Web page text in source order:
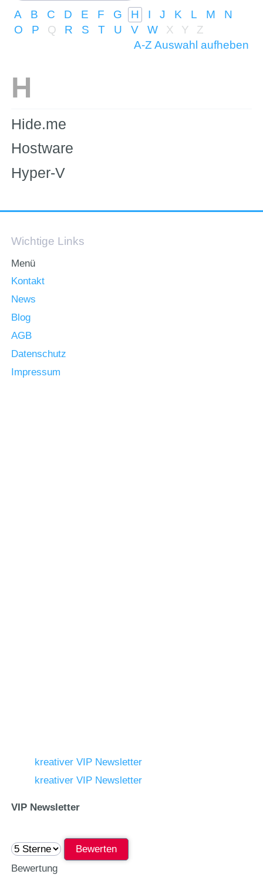
A B C D E F G H I J K L M
N
O
P Q R S T U V W X Y
Z
A-Z Auswahl aufheben
Hide.me
Hostware
Hyper-V
Wichtige Links
Menü
Kontakt
News
Blog
AGB
Datenschutz
Impressum
kreativer VIP Newsletter
kreativer VIP Newsletter
VIP Newsletter
Bewerten
Bewertung